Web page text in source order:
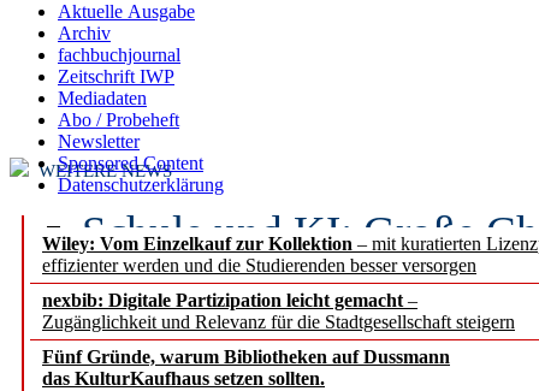
Aktuelle Ausgabe
Archiv
fachbuchjournal
Zeitschrift IWP
Mediadaten
Abo / Probeheft
Newsletter
Sponsored Content
Datenschutzerklärung
Wiley: Vom Einzelkauf zur Kollektion – mit kuratierten
effizienter werden und die Studierenden besser versorgen
nexbib: Digitale Partizipation leicht gemacht –
Zugänglichkeit und Relevanz für die Stadtgesellschaft steigern
Fünf Gründe, warum Bibliotheken auf Dussmann
das KulturKaufhaus setzen sollten.
WEITERE NEWS
Schule und KI: Große
Voraussetzungen
Erfolgreiches erstes